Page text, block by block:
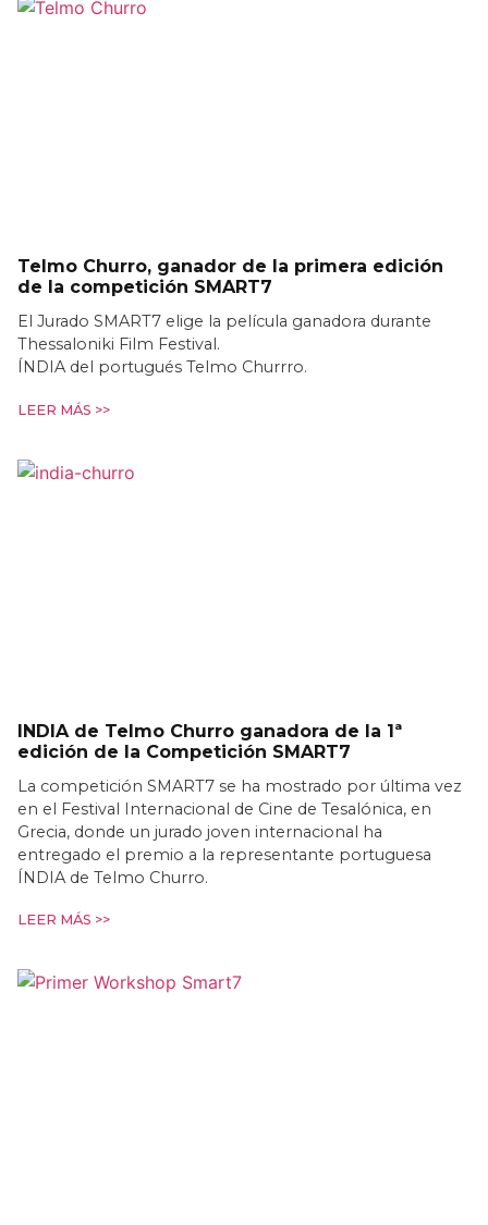
Telmo Churro, ganador de la primera edición
de la competición SMART7
El Jurado SMART7 elige la película ganadora durante
Thessaloniki Film Festival.
ÍNDIA del portugués Telmo Churrro.
LEER MÁS >>
INDIA de Telmo Churro ganadora de la 1ª
edición de la Competición SMART7
La competición SMART7 se ha mostrado por última vez
en el Festival Internacional de Cine de Tesalónica, en
Grecia, donde un jurado joven internacional ha
entregado el premio a la representante portuguesa
ÍNDIA de Telmo Churro.
LEER MÁS >>